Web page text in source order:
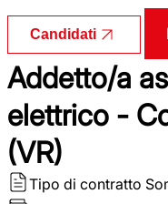
Candidati
Addetto/a
elettrico -
(VR)
Tipo di contratto